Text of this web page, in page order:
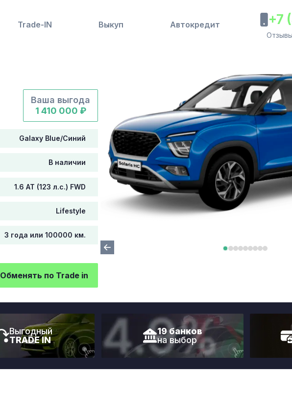
Trade-IN Выкуп Автокредит +7
Отзывы
Ваша выгода
1 410 000 ₽
Galaxy Blue/Синий
В наличии
1.6 AT (123 л.с.) FWD
Lifestyle
3 года или 100000 км.
Обменять по Trade in
Выгодный
TRADE IN
19 банков
на выбор